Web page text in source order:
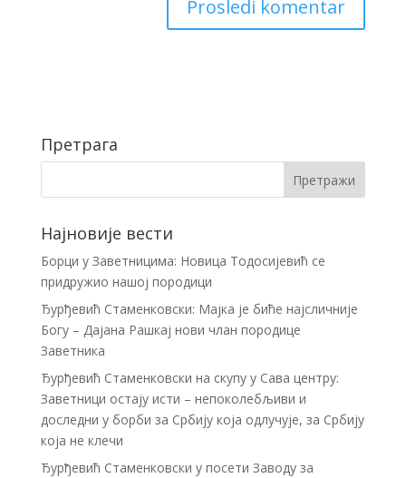
Претрага
Најновије вести
Борци у Заветницима: Новица Тодосијевић се
придружио нашој породици
Ђурђевић Стаменковски: Мајка је биће најсличније
Богу – Дајана Рашкај нови члан породице
Заветника
Ђурђевић Стаменковски на скупу у Сава центру:
Заветници остају исти – непоколебљиви и
доследни у борби за Србију која одлучује, за Србију
која не клечи
Ђурђевић Стаменковски у посети Заводу за